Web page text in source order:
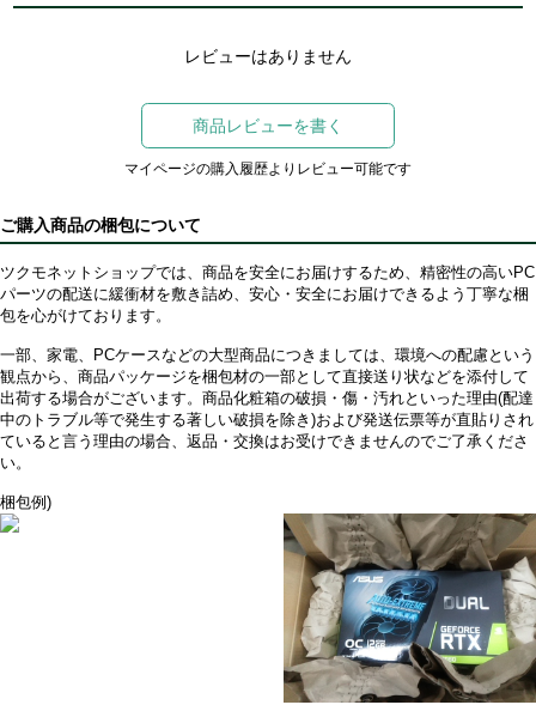
レビューはありません
商品レビューを書く
マイページの購入履歴よりレビュー可能です
ご購入商品の梱包について
ツクモネットショップでは、商品を安全にお届けするため、精密性の高いPC
パーツの配送に緩衝材を敷き詰め、安心・安全にお届けできるよう丁寧な梱
包を心がけております。
一部、家電、PCケースなどの大型商品につきましては、環境への配慮という
観点から、商品パッケージを梱包材の一部として直接送り状などを添付して
出荷する場合がございます。商品化粧箱の破損・傷・汚れといった理由(配達
中のトラブル等で発生する著しい破損を除き)および発送伝票等が直貼りされ
ていると言う理由の場合、返品・交換はお受けできませんのでご了承くださ
い。
梱包例)